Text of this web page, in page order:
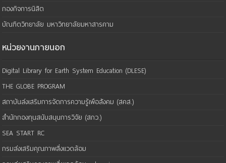
กองกิจการนิสิต
บัณฑิตวิทยาลัย มหาวิทยาลัยมหาสารคาม
หน่วยงานภายนอก
Digital Library for Earth System Education (DLESE)
THE GLOBE PROGRAM
สถาบันส่งเสริมการจัดการความรู้เพือสังคม (สคส.)
สำนักกองทุนสนับสนุนการวิจัย (สกว.)
SEA START RC
กรมส่งเสริมคุณภาพสิ่งแวดล้อม